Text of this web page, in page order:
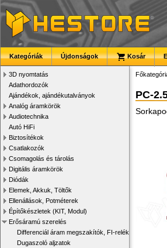
Kategóriák Újdonságok Kosár
3D nyomtatás
Adathordozók
Ajándékok, ajándékutalványok
Analóg áramkörök
Audiotechnika
Autó HiFi
Biztosítékok
Csatlakozók
Csomagolás és tárolás
Digitális áramkörök
Diódák
Elemek, Akkuk, Töltők
Ellenállások, Potméterek
Építőkészletek (KIT, Modul)
Erősáramú szerelés
Differenciál áram megszakítók, FI-relék
Dugaszoló aljzatok
PC-